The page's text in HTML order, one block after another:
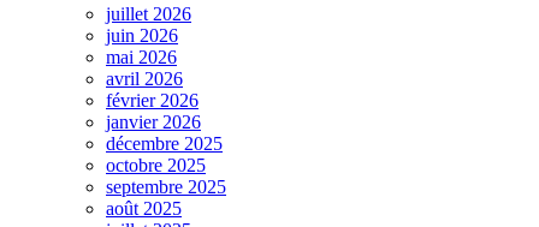
juillet 2026
juin 2026
mai 2026
avril 2026
février 2026
janvier 2026
décembre 2025
octobre 2025
septembre 2025
août 2025